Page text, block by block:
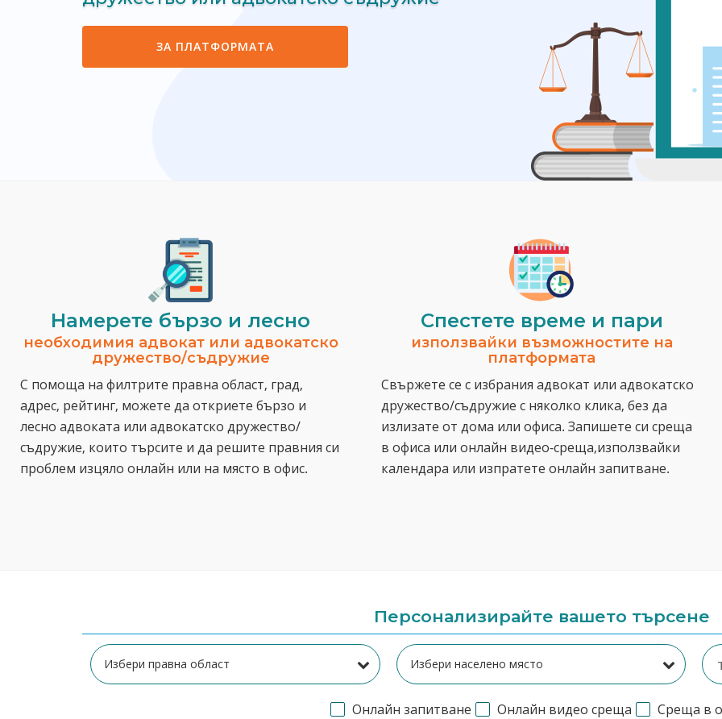
ЗА ПЛАТФОРМАТА
Намерете бързо и лесно
необходимия адвокат или адвокатско
дружество/съдружие
С помоща на филтрите правна област, град,
адрес, рейтинг, можете да откриете бързо и
лесно адвоката или адвокатско дружество/
съдружие, които търсите и да решите правния си
проблем изцяло онлайн или на място в офис.
Спестeте време и пари
използвайки възможностите на
платформата
Свържете се с избрания адвокат или адвокатско
дружество/съдружие с няколко клика, без да
излизате от дома или офиса. Запишете си среща
в офиса или онлайн видео-среща,използвайки
календара или изпратете онлайн запитване.
Персонализирайте вашето търсене
Онлайн запитване Онлайн видео среща Среща в